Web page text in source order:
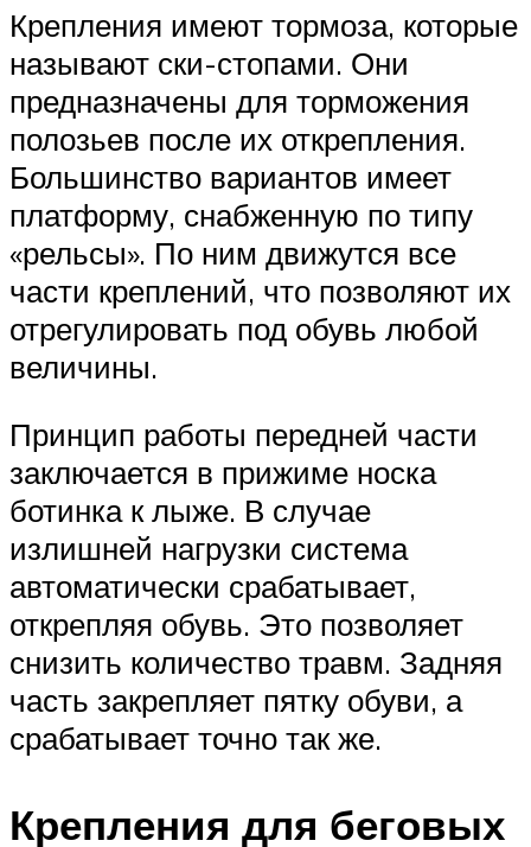
Крепления имеют тормоза, которые
называют ски-стопами. Они
предназначены для торможения
полозьев после их открепления.
Большинство вариантов имеет
платформу, снабженную по типу
«рельсы». По ним движутся все
части креплений, что позволяют их
отрегулировать под обувь любой
величины.
Принцип работы передней части
заключается в прижиме носка
ботинка к лыже. В случае
излишней нагрузки система
автоматически срабатывает,
открепляя обувь. Это позволяет
снизить количество травм. Задняя
часть закрепляет пятку обуви, а
срабатывает точно так же.
Крепления для беговых